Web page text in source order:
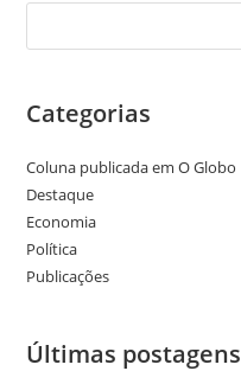
Categorias
Coluna publicada em O Globo
Destaque
Economia
Política
Publicações
Últimas postagens